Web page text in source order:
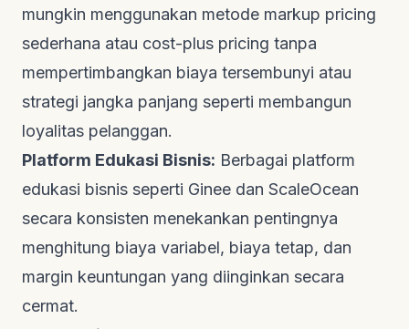
mungkin menggunakan metode markup pricing
sederhana atau cost-plus pricing tanpa
mempertimbangkan biaya tersembunyi atau
strategi jangka panjang seperti membangun
loyalitas pelanggan.
Platform Edukasi Bisnis: Berbagai platform
edukasi bisnis seperti Ginee dan ScaleOcean
secara konsisten menekankan pentingnya
menghitung biaya variabel, biaya tetap, dan
margin keuntungan yang diinginkan secara
cermat.